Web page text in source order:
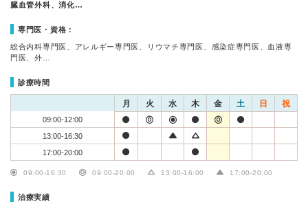
臓血管外科、消化…
専門医・資格：
総合内科専門医、アレルギー専門医、リウマチ専門医、感染症専門医、血液専
門医、外…
診療時間
月 火 水 木 金 土 日 祝
09:00-12:00
13:00-16:30
17:00-20:00
09:00-16:30 09:00-20:00 13:00-16:00 17:00-20:00
治療実績